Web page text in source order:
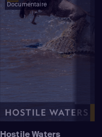
Documentaire
Hostile Waters